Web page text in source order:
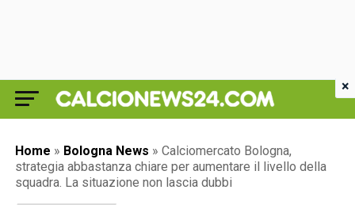
Home » Bologna News » Calciomercato Bologna,
strategia abbastanza chiare per aumentare il livello della
squadra. La situazione non lascia dubbi
×